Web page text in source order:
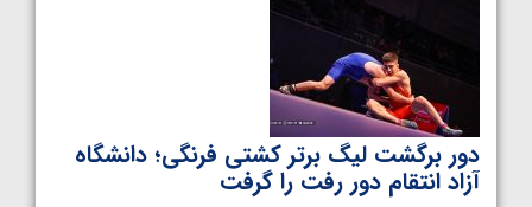
دور برگشت لیگ برتر کشتی فرنگی؛ دانشگاه
آزاد انتقام دور رفت را گرفت